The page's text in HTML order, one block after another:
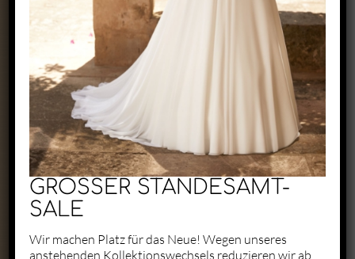
Exclusive by Perry
Zaunäckerstraße 22/2
71083 Herrenberg
+49 1523 6721684
kontakt@perry-exclusive.de
GROSSER STANDESAMT-
SALE
Wir machen Platz für das Neue! Wegen unseres
anstehenden Kollektionswechsels reduzieren wir ab